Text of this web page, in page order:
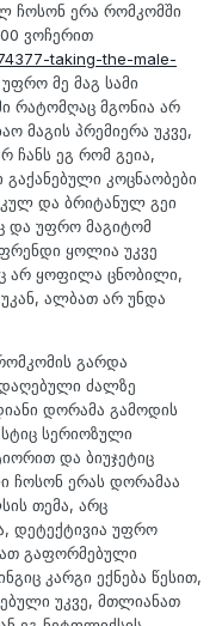
ჩოსონ ერა რომკომში
ვოჩერით
taking-the-male-
მე მაგ სამი
რატომღაც მგონია არ
მაგის პრემიერა უკვე,
ჩანს ეგ რომ გეია,
კოცნაობები
და ბრიტანულ გეი
და უფრო მაგიტომ
ყოლია უკვე
არ ყოფილა ცნობილი,
ალბათ არ უნდა
გარდა
ძალზე
დორამა გამოდის
სერიოზული
და ბიუჯეტიც
ჩოსონ ერას დორამაა
თემა, არც
დეტექტივია უფრო
გაფორმებული
კარგი ექნება წესით,
უკვე, მთლიანათ